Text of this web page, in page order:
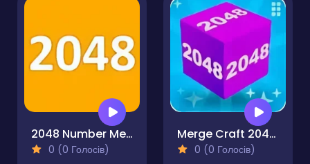
2048 Number Merge
0 (0 Голосів)
Merge Craft 2048 3D Puzzle
0 (0 Голосів)